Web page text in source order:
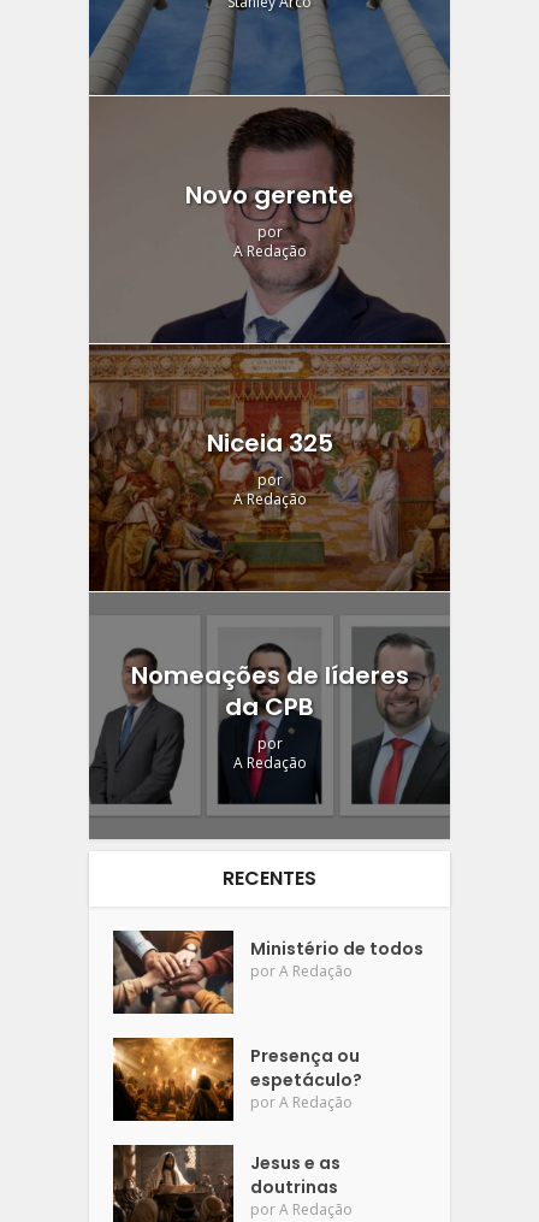
Novo gerente
por
A Redação
Niceia 325
por
A Redação
Nomeações de líderes
da CPB
por
A Redação
RECENTES
Ministério de todos
porA Redação
Presença ou
espetáculo?
porA Redação
Jesus e as
doutrinas
porA Redação